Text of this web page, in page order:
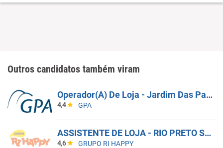
Outros candidatos também viram
Operador(A) De Loja - Jardim Das Palmeiras - Campinas SP
4,4 GPA
ASSISTENTE DE LOJA - RIO PRETO SHOPPING - EFETIVO
4,6 GRUPO RI HAPPY